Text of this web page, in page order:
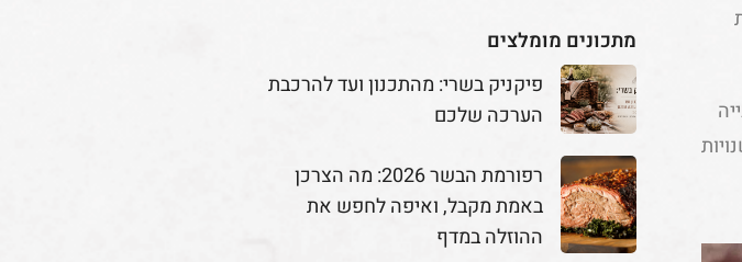
מתכונים מומלצים
פיקניק בשרי: מהתכנון ועד להרכבת
הערכה שלכם
רפורמת הבשר 2026: מה הצרכן
באמת מקבל, ואיפה לחפש את
ההוזלה במדף